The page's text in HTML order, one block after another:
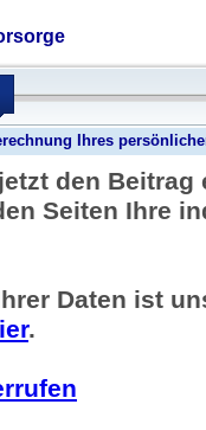
Ihres
den
Seiten Ihre
Daten ist
.